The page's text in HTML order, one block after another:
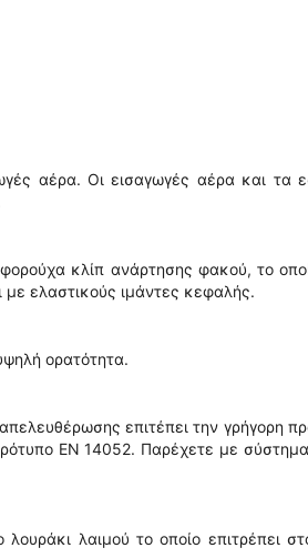
αέρα. Οι εισαγωγές αέρα και τα
κλίπ ανάρτησης φακού, το
ελαστικούς ιμάντες κεφαλής.
ορατότητα.
επιτέπει την γρήγορη
EN 14052. Παρέχετε με
λαιμού το οποίο επιτρέπει